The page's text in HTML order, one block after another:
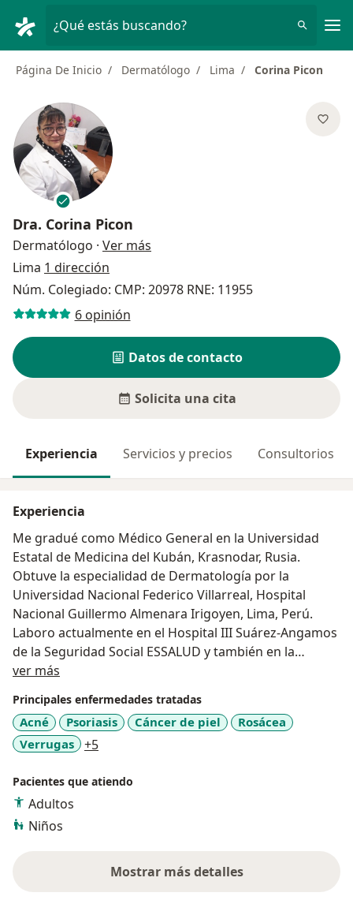
¿Qué estás buscando?
Página De Inicio Dermatólogo Lima Corina Picon
Dra. Corina Picon
Dermatólogo · Ver más
Lima 1 dirección
Núm. Colegiado: CMP: 20978 RNE: 11955
6 opinión
Datos de contacto
Solicita una cita
Experiencia Servicios y precios Consultorios
Experiencia
Me gradué como Médico General en la Universidad
Estatal de Medicina del Kubán, Krasnodar, Rusia.
Obtuve la especialidad de Dermatología por la
Universidad Nacional Federico Villarreal, Hospital
Nacional Guillermo Almenara Irigoyen, Lima, Perú.
Laboro actualmente en el Hospital III Suárez-Angamos
de la Seguridad Social ESSALUD y también en la
práctica privada en mi Consultorio Particular. Tengo
Dermatóloga. Realizo Consultas y Procedimientos en
Dermatología Clínica enfermedades de la piel, uñas y
cabello y Dermatología Estética con LaserTerapia, a
ver más
Principales enfermedades tratadas
Acné Psoriasis Cáncer de piel
Rosácea
Verrugas
+5a11y_sr_more_diseases
Pacientes que atiendo
Adultos
Niños
Mostrar más detalles
sobre la experiencia